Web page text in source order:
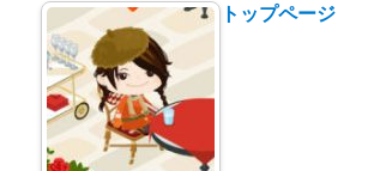
トップページ